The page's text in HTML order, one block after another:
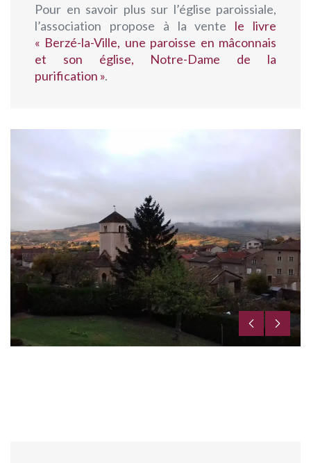
Pour en savoir plus sur l’église paroissiale,
l’association propose à la vente le livre
« Berzé-la-Ville, une paroisse en mâconnais
et son église, Notre-Dame de la
purification ».